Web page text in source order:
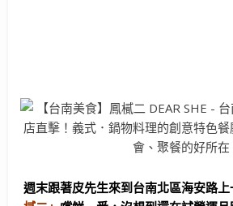
週末跟著皮先生來到台南北區海安路